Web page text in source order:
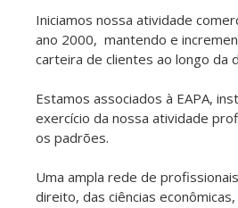
Iniciamos nossa atividade
ano 2000, mantendo e
carteira de clientes ao longo da
Estamos associados à EAPA,
exercício da nossa atividade
os padrões.
Uma ampla rede de
direito, das ciências